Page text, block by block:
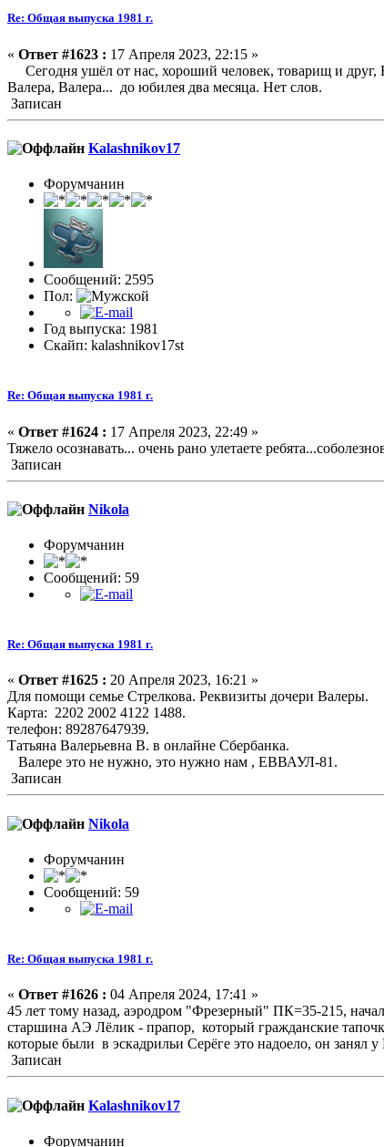
Re: Общая выпуска 1981 г.
« Ответ #1623 : 17 Апреля 2023, 22:15 »
Сегодня ушёл от нас, хороший человек, товарищ и друг,
Валера, Валера... до юбилея два месяца. Нет слов.
Записан
Kalashnikov17
Форумчанин
Сообщений: 2595
Пол:
Год выпуска: 1981
Скайп: kalashnikov17st
Re: Общая выпуска 1981 г.
« Ответ #1624 : 17 Апреля 2023, 22:49 »
Тяжело осознавать... очень рано улетаете
Записан
Nikola
Форумчанин
Сообщений: 59
Re: Общая выпуска 1981 г.
« Ответ #1625 : 20 Апреля 2023, 16:21 »
Для помощи семье Стрелкова. Реквизиты дочери Валеры.
Карта: 2202 2002 4122 1488.
телефон: 89287647939.
Татьяна Валерьевна В. в онлайне Сбербанка.
Валере это не нужно, это нужно нам , ЕВВАУЛ-81.
Записан
Nikola
Форумчанин
Сообщений: 59
Re: Общая выпуска 1981 г.
« Ответ #1626 : 04 Апреля 2024, 17:41 »
45 лет тому назад, аэродром "Фрезерный" ПК=35-215,
старшина АЭ Лёлик - прапор, который гражданские
которые были в эскадрильи Серёге это надоело, он занял
Записан
Kalashnikov17
Форумчанин